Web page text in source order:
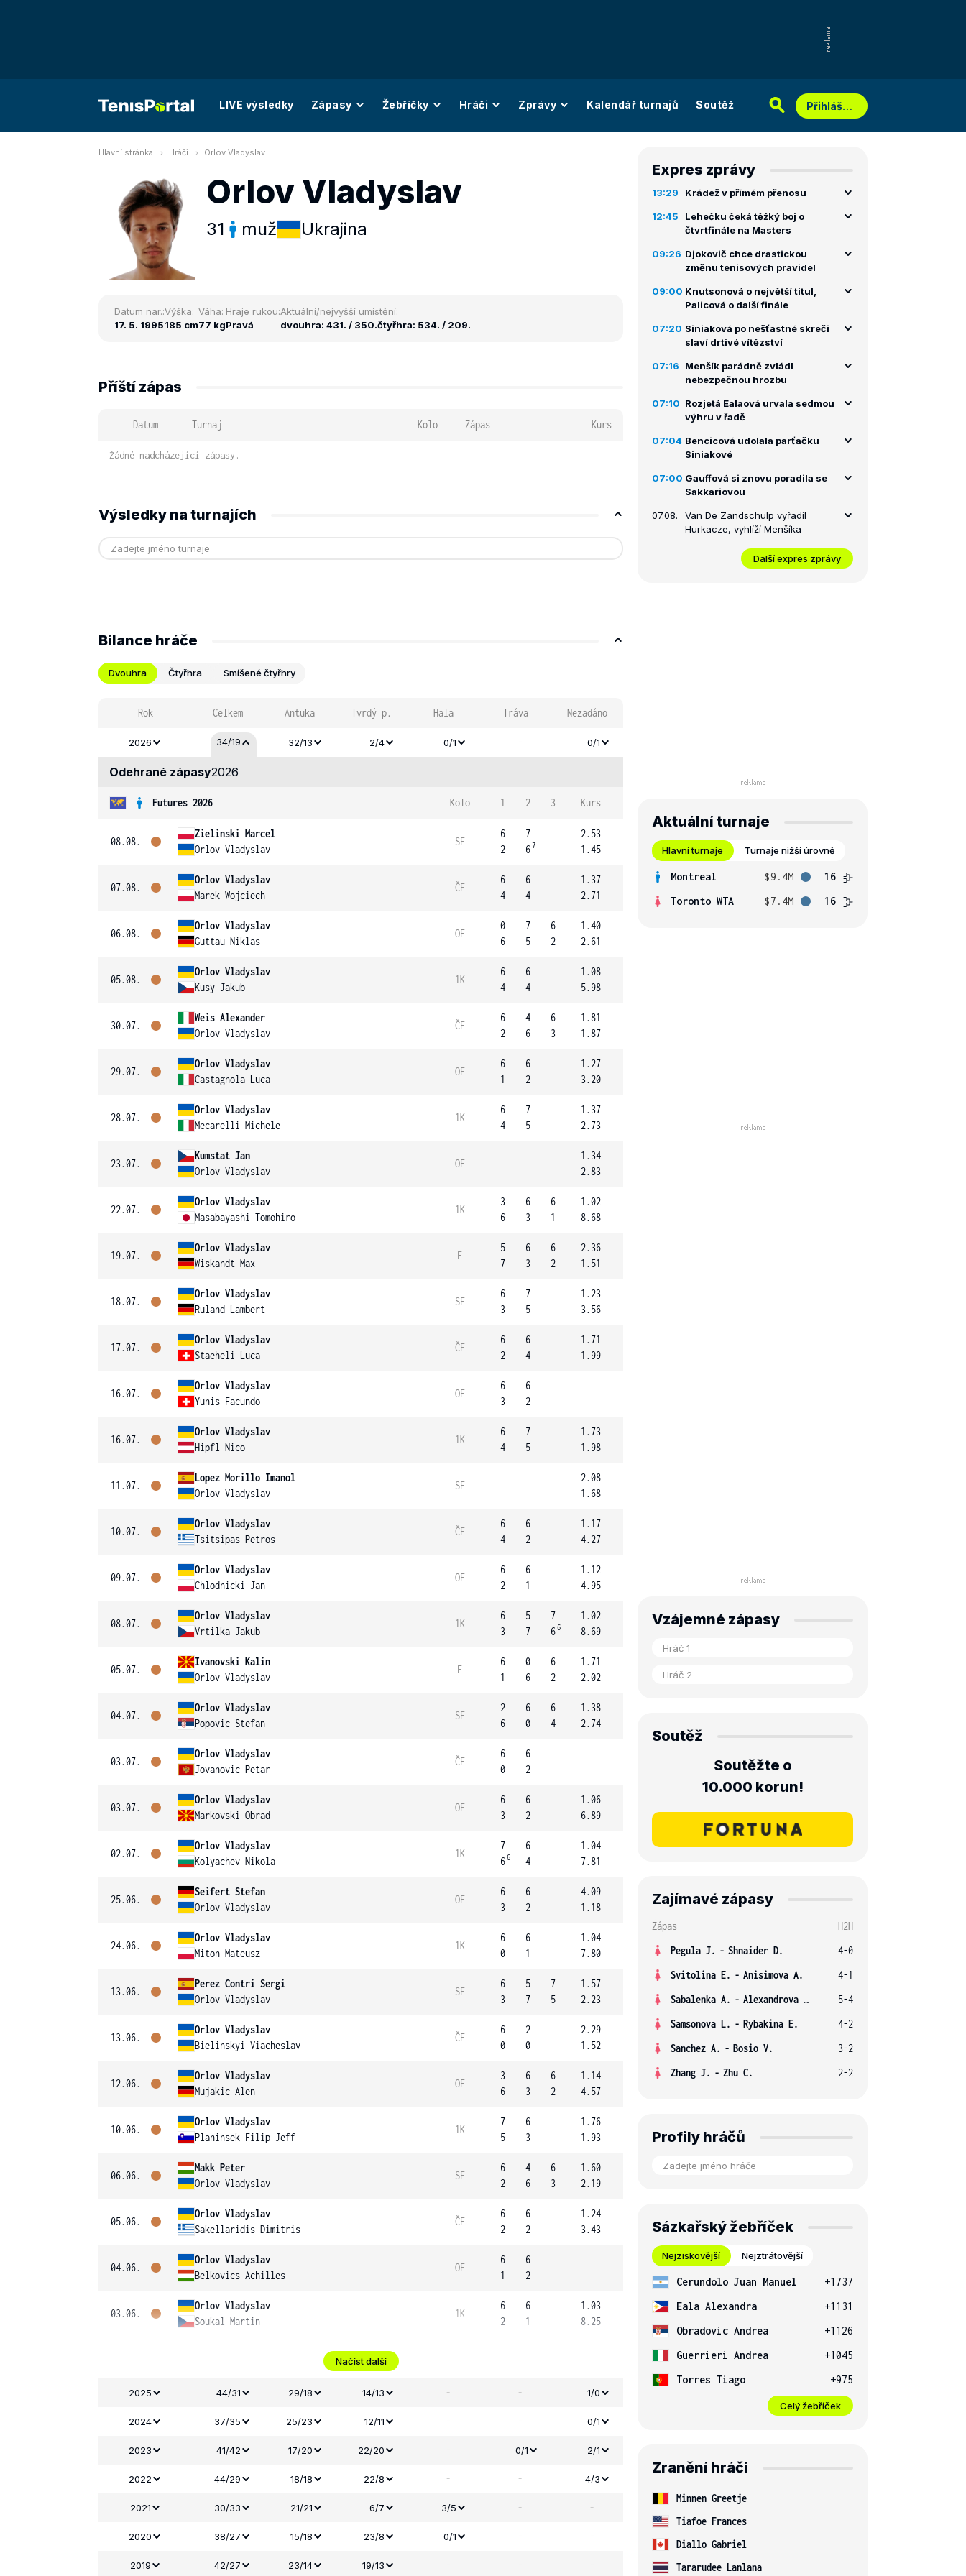
LIVE výsledky Zápasy Žebříčky Hráči Zprávy Kalendář turnajů Soutěž Přihlášení
Hlavní stránka Hráči Orlov Vladyslav
Orlov Vladyslav
31 muž Ukrajina
Datum nar.:
17. 5. 1995
Výška:
185 cm
Váha:
77 kg
Hraje rukou:
Pravá
Aktuální/nejvyšší umístění:
dvouhra: 431. / 350.čtyřhra: 534. / 209.
Příští zápas
Datum Turnaj Kolo Zápas Kurs
Žádné nadcházející zápasy.
Výsledky na turnajích
Bilance hráče
Dvouhra Čtyřhra Smíšené čtyřhry
Rok Celkem Antuka Tvrdý p. Hala Tráva Nezadáno
2026 34/19 32/13 2/4 0/1 - 0/1
Odehrané zápasy2026
Futures 2026 Kolo 1 2 3 Kurs
08.08.
Zielinski Marcel
Orlov Vladyslav
SF
6
2
7
67
2.53
1.45
07.08.
Orlov Vladyslav
Marek Wojciech
ČF
6
4
6
4
1.37
2.71
06.08.
Orlov Vladyslav
Guttau Niklas
OF
0
6
7
5
6
2
1.40
2.61
05.08.
Orlov Vladyslav
Kusy Jakub
1K
6
4
6
4
1.08
5.98
30.07.
Weis Alexander
Orlov Vladyslav
ČF
6
2
4
6
6
3
1.81
1.87
29.07.
Orlov Vladyslav
Castagnola Luca
OF
6
1
6
2
1.27
3.20
28.07.
Orlov Vladyslav
Mecarelli Michele
1K
6
4
7
5
1.37
2.73
23.07.
Kumstat Jan
Orlov Vladyslav
OF
1.34
2.83
22.07.
Orlov Vladyslav
Masabayashi Tomohiro
1K
3
6
6
3
6
1
1.02
8.68
19.07.
Orlov Vladyslav
Wiskandt Max
F
5
7
6
3
6
2
2.36
1.51
18.07.
Orlov Vladyslav
Ruland Lambert
SF
6
3
7
5
1.23
3.56
17.07.
Orlov Vladyslav
Staeheli Luca
ČF
6
2
6
4
1.71
1.99
16.07.
Orlov Vladyslav
Yunis Facundo
OF
6
3
6
2
16.07.
Orlov Vladyslav
Hipfl Nico
1K
6
4
7
5
1.73
1.98
11.07.
Lopez Morillo Imanol
Orlov Vladyslav
SF
2.08
1.68
10.07.
Orlov Vladyslav
Tsitsipas Petros
ČF
6
4
6
2
1.17
4.27
09.07.
Orlov Vladyslav
Chlodnicki Jan
OF
6
2
6
1
1.12
4.95
08.07.
Orlov Vladyslav
Vrtilka Jakub
1K
6
3
5
7
7
66
1.02
8.69
05.07.
Ivanovski Kalin
Orlov Vladyslav
F
6
1
0
6
6
2
1.71
2.02
04.07.
Orlov Vladyslav
Popovic Stefan
SF
2
6
6
0
6
4
1.38
2.74
03.07.
Orlov Vladyslav
Jovanovic Petar
ČF
6
0
6
2
03.07.
Orlov Vladyslav
Markovski Obrad
OF
6
3
6
2
1.06
6.89
02.07.
Orlov Vladyslav
Kolyachev Nikola
1K
7
66
6
4
1.04
7.81
25.06.
Seifert Stefan
Orlov Vladyslav
OF
6
3
6
2
4.09
1.18
24.06.
Orlov Vladyslav
Miton Mateusz
1K
6
0
6
1
1.04
7.80
13.06.
Perez Contri Sergi
Orlov Vladyslav
SF
6
3
5
7
7
5
1.57
2.23
13.06.
Orlov Vladyslav
Bielinskyi Viacheslav
ČF
6
0
2
0
2.29
1.52
12.06.
Orlov Vladyslav
Mujakic Alen
OF
3
6
6
3
6
2
1.14
4.57
10.06.
Orlov Vladyslav
Planinsek Filip Jeff
1K
7
5
6
3
1.76
1.93
06.06.
Makk Peter
Orlov Vladyslav
SF
6
2
4
6
6
3
1.60
2.19
05.06.
Orlov Vladyslav
Sakellaridis Dimitris
ČF
6
2
6
2
1.24
3.43
04.06.
Orlov Vladyslav
Belkovics Achilles
OF
6
1
6
2
03.06.
Orlov Vladyslav
Soukal Martin
1K
6
2
6
1
1.03
8.25
Načíst další
2025 44/31 29/18 14/13 - - 1/0
2024 37/35 25/23 12/11 - - 0/1
2023 41/42 17/20 22/20 - 0/1 2/1
2022 44/29 18/18 22/8 - - 4/3
2021 30/33 21/21 6/7 3/5 - -
2020 38/27 15/18 23/8 0/1 - -
2019 42/27 23/14 19/13 - - -
Expres zprávy
13:29 Krádež v přímém přenosu
12:45
Lehečku čeká těžký boj o
čtvrtfinále na Masters
09:26 Djokovič chce drastickou
změnu tenisových pravidel
09:00 Knutsonová o největší titul,
Palicová o další finále
07:20 Siniaková po nešťastné skreči
slaví drtivé vítězství
07:16
Menšík parádně zvládl
nebezpečnou hrozbu
07:10 Rozjetá Ealaová urvala sedmou
výhru v řadě
07:04 Bencicová udolala parťačku
Siniakové
07:00 Gauffová si znovu poradila se
Sakkariovou
07.08.
Van De Zandschulp vyřadil
Hurkacze, vyhlíží Menšíka
Další expres zprávy
Aktuální turnaje
Hlavní turnaje Turnaje nižší úrovně
Montreal $9.4M
16
Toronto WTA
$7.4M 16
Vzájemné zápasy
Soutěž
Soutěžte o
10.000 korun!
Zajímavé zápasy
Zápas
H2H
Pegula J. - Shnaider D.
4-0
Svitolina E. - Anisimova A.
4-1
Sabalenka A. - Alexandrova E.
5-4
Samsonova L. - Rybakina E.
4-2
Sanchez A. - Bosio V.
3-2
Zhang J. - Zhu C. 2-2
Profily hráčů
Sázkařský žebříček
Nejziskovější Nejztrátovější
Cerundolo Juan Manuel
+1737
Eala Alexandra
+1131
Obradovic Andrea
+1126
Guerrieri Andrea
+1045
Torres Tiago
+975
Celý žebříček
Zranění hráči
Minnen Greetje
Tiafoe Frances
Diallo Gabriel
Tararudee Lanlana